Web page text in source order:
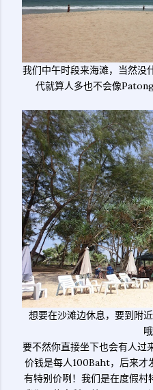
我们中午时段来海滩，当然没
代就算人多也不会像
想要在沙滩边休息，要到附
哦
要不然你直接坐下也会有人过
价钱是每人100Baht，后来才
有特别价咧！我们是在度假